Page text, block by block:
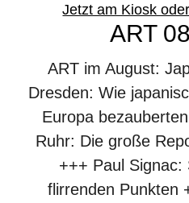
Jetzt am Kiosk
ART
ART im August:
Dresden: Wie
Europa
Ruhr: Die große
+++ Paul Signac:
flirrenden Punkten